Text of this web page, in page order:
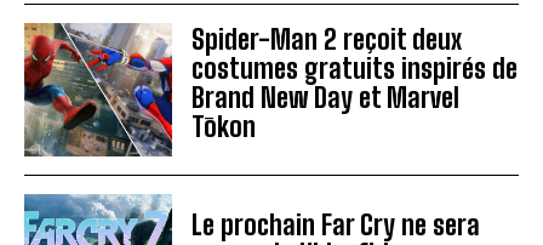
Spider-Man 2 reçoit deux
costumes gratuits inspirés de
Brand New Day et Marvel
Tōkon
Le prochain Far Cry ne sera